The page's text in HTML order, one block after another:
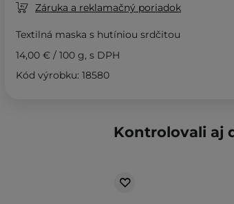
Záruka a reklamačný poriadok
Textilná maska s hutíniou srdčitou
14,00 € / 100 g, s DPH
Kód výrobku: 18580
Kontrolovali aj